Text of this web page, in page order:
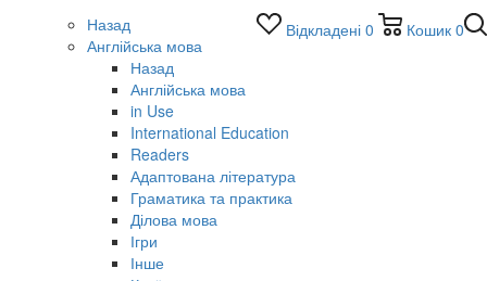
Відкладені 0 Кошик 0
Назад
Англійська мова
Назад
Англійська мова
in Use
International Education
Readers
Адаптована література
Граматика та практика
Ділова мова
Ігри
Інше